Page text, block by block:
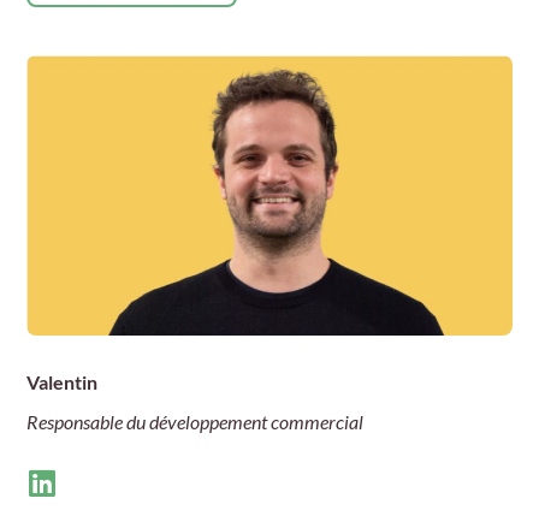
Valentin
Responsable du développement commercial